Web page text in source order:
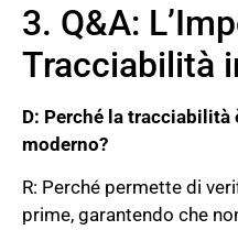
3. Q&A:
Tracciabilità
D: Perché la
moderno?
R: Perché permette di
prime, garantendo che